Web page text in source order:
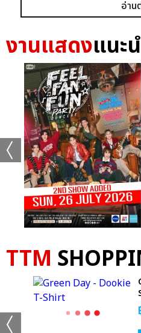
อ่าน
งานแสดงแนะ
TTM